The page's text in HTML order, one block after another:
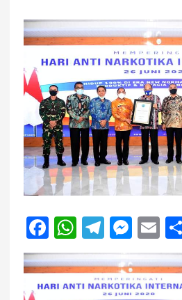
F
a
c
e
W
h
a
ts
T
el
e
g
M
e
ss
e
E
m
ai
l